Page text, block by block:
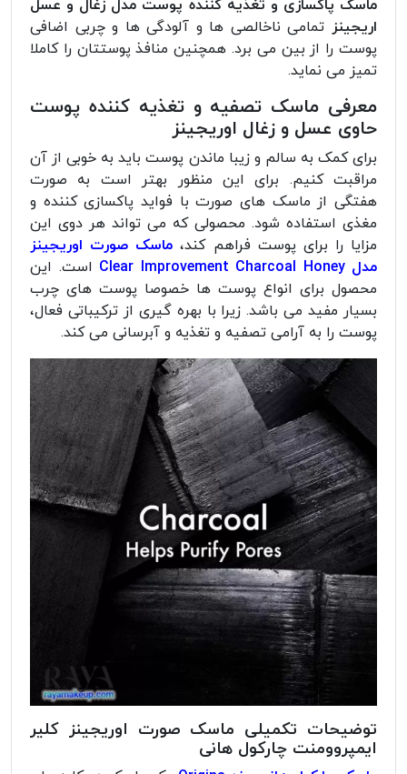
ماسک پاکسازی و تغذیه کننده پوست مدل زغال و عسل
اریجینز تمامی ناخالصی ها و آلودگی ها و چربی اضافی
پوست را از بین می برد. همچنین منافذ پوستتان را کاملا
تمیز می نماید.
معرفی ماسک تصفیه و تغذیه کننده پوست
حاوی عسل و زغال اوریجینز
برای کمک به سالم و زیبا ماندن پوست باید به خوبی از آن
مراقبت کنیم. برای این منظور بهتر است به صورت
هفتگی از ماسک های صورت با فواید پاکسازی کننده و
مغذی استفاده شود. محصولی که می تواند هر دوی این
مزایا را برای پوست فراهم کند، ماسک صورت اوریجینز
مدل Clear Improvement Charcoal Honey
است. این
محصول برای انواع پوست ها خصوصا پوست های چرب
بسیار مفید می باشد. زیرا با بهره گیری از ترکیباتی فعال،
پوست را به آرامی تصفیه و تغذیه و آبرسانی می کند.
توضیحات تکمیلی ماسک صورت اوریجینز کلیر
ایمپروومنت چارکول هانی